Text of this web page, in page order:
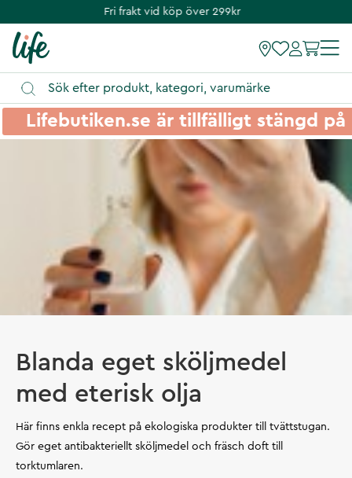
Fri frakt vid köp över 299kr
Lifebutiken.se är tillfälligt stängd
Blanda eget sköljmedel
med eterisk olja
Här finns enkla recept på ekologiska produkter till tvättstugan.
Gör eget antibakteriellt sköljmedel och fräsch doft till
torktumlaren.